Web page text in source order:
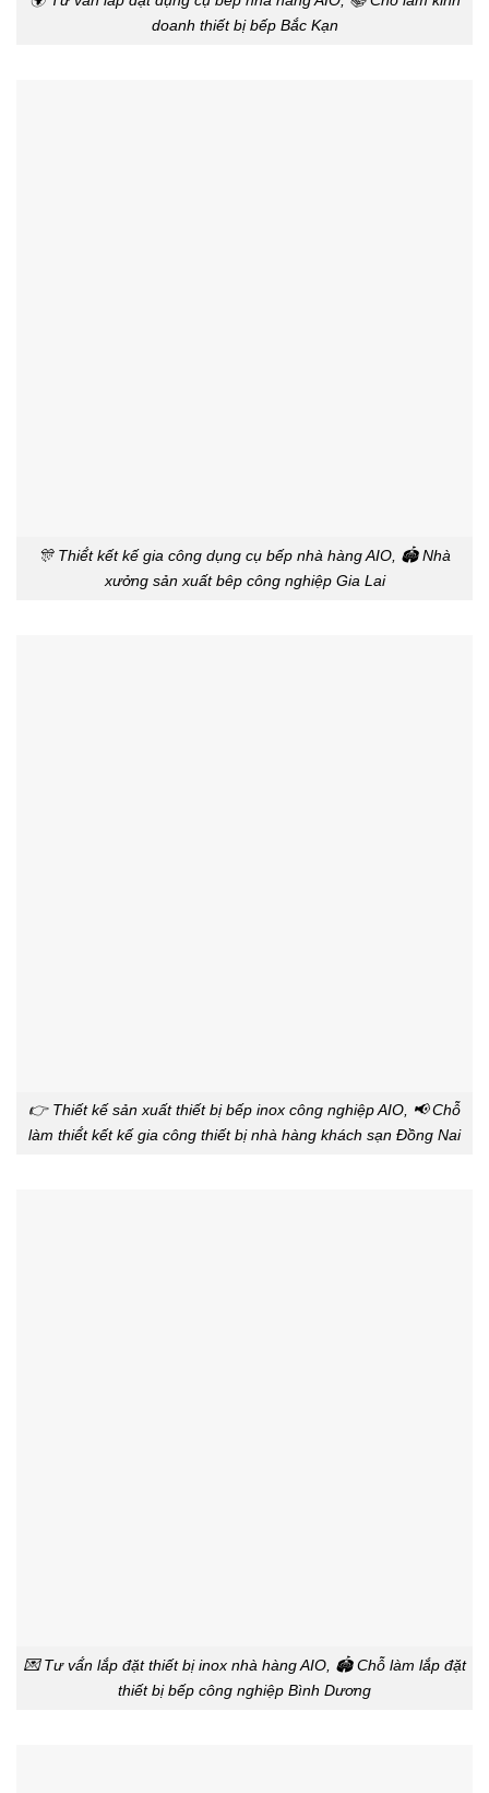
doanh thiết bị bếp Bắc Kạn
🎊 Thiế́t kết kế gia công dụng cụ bếp nhà hàng AIO, 🏟️ Nhà
xưởng sản xuất bêp công nghiệp Gia Lai
👉 Thiết kế sản xuất thiết bị bếp inox công nghiệp AIO, 📢 Chỗ
làm thiế́t kết kế gia công thiết bị nhà hàng khách sạn Đồng Nai
💌 Tư vấ́n lắp đặt thiết bị inox nhà hàng AIO, 🏟️ Chỗ làm lắp đặt
thiết bị bếp công nghiệp Bình Dương